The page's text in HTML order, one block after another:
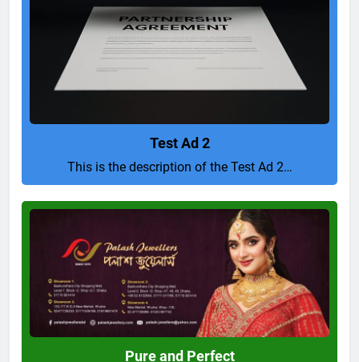
Test Ad 2
This is the description of the Test Ad 2…
Pure and Perfect